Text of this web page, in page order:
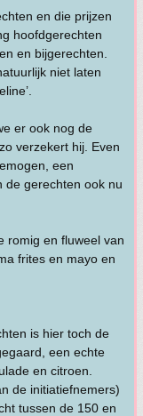
en die prijzen
hoofdgerechten
en bijgerechten.
niet laten
er ook nog de
verzekert hij. Even
een
de gerechten ook nu
romig en fluweel van
frites en mayo en
is hier toch de
een echte
en citroen.
de initiatiefnemers)
tussen de 150 en